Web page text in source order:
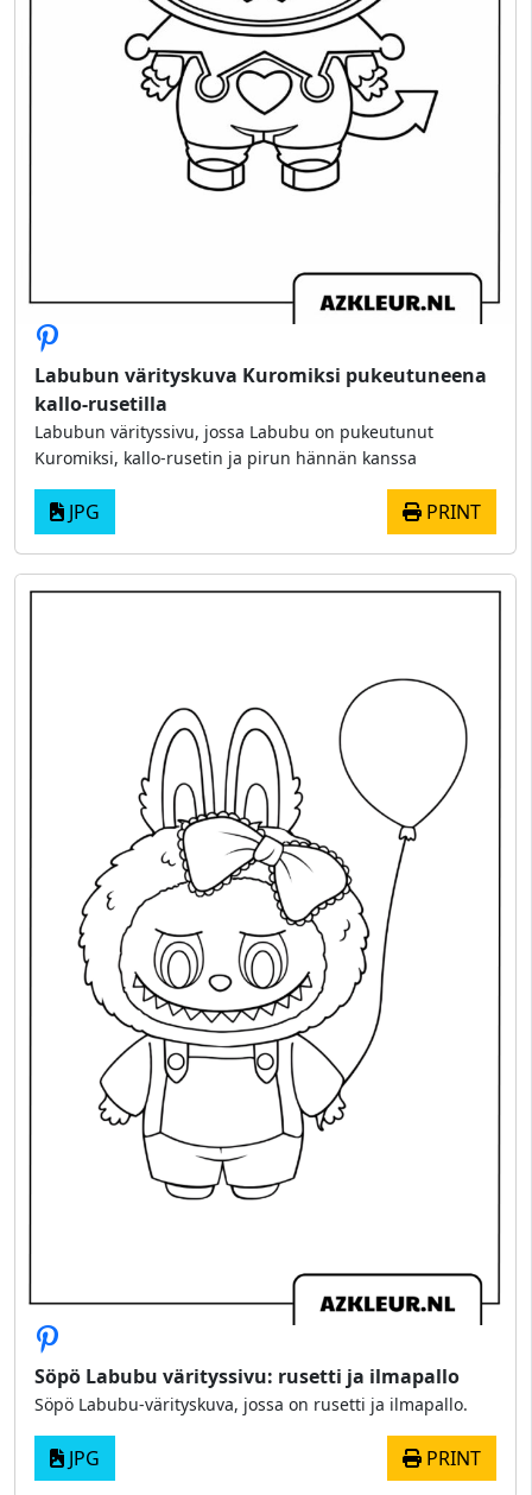
Labubun värityskuva Kuromiksi pukeutuneena
kallo-rusetilla
Labubun värityssivu, jossa Labubu on pukeutunut
Kuromiksi, kallo-rusetin ja pirun hännän kanssa
JPG PRINT
Söpö Labubu värityssivu: rusetti ja ilmapallo
Söpö Labubu-värityskuva, jossa on rusetti ja ilmapallo.
JPG PRINT